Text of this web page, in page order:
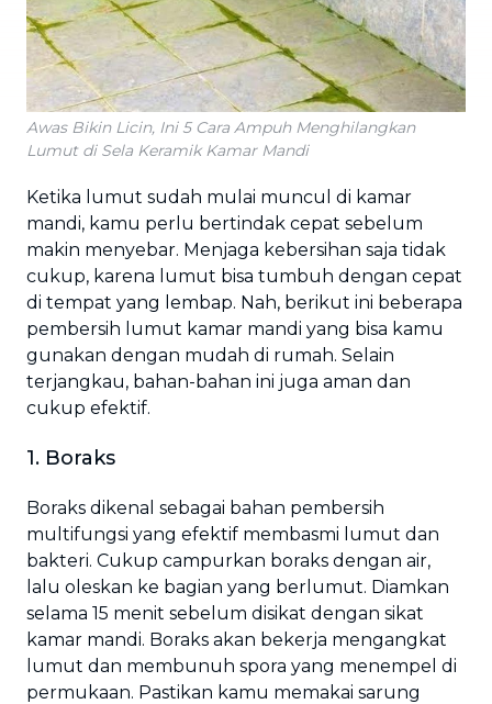
Awas Bikin Licin, Ini 5 Cara Ampuh Menghilangkan
Lumut di Sela Keramik Kamar Mandi
Ketika lumut sudah mulai muncul di kamar
mandi, kamu perlu bertindak cepat sebelum
makin menyebar. Menjaga kebersihan saja tidak
cukup, karena lumut bisa tumbuh dengan cepat
di tempat yang lembap. Nah, berikut ini beberapa
pembersih lumut kamar mandi yang bisa kamu
gunakan dengan mudah di rumah. Selain
terjangkau, bahan-bahan ini juga aman dan
cukup efektif.
1. Boraks
Boraks dikenal sebagai bahan pembersih
multifungsi yang efektif membasmi lumut dan
bakteri. Cukup campurkan boraks dengan air,
lalu oleskan ke bagian yang berlumut. Diamkan
selama 15 menit sebelum disikat dengan sikat
kamar mandi. Boraks akan bekerja mengangkat
lumut dan membunuh spora yang menempel di
permukaan. Pastikan kamu memakai sarung